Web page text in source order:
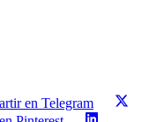
en Telegram